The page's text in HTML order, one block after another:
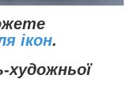
ікон.